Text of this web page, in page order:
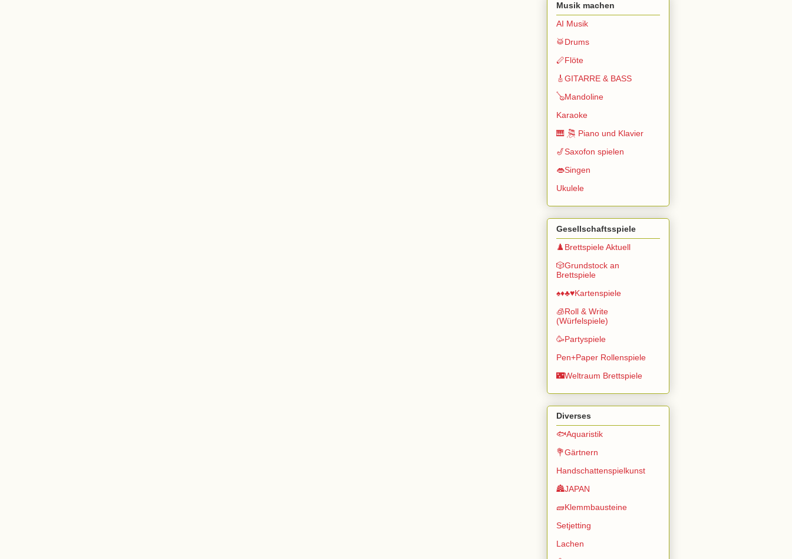
Musik machen
AI Musik
🥁Drums
🪈Flöte
🎸GITARRE & BASS
🪕Mandoline
Karaoke
🎹 🎘 Piano und Klavier
🎷Saxofon spielen
👄Singen
Ukulele
Gesellschaftsspiele
♟️Brettspiele Aktuell
🎲Grundstock an
Brettspiele
♠️♦️♣️♥️Kartenspiele
🧊Roll & Write
(Würfelspiele)
🥳Partyspiele
Pen+Paper Rollenspiele
🌃Weltraum Brettspiele
Diverses
🐟Aquaristik
💐Gärtnern
Handschattenspielkunst
🏯JAPAN
🧱Klemmbausteine
Setjetting
Lachen